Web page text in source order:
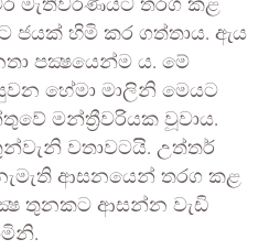
මැතිවරණයට තරග කළ
ජයක් හිමි කර ගත්තාය. ඇය
පක්‍ෂයෙන්ම ය. මේ
හේමා මාලිනි මෙයට
මන්ත්‍රීවරියක වූවාය.
වතාවටයි. උත්තර්
නැමැති ආසනයෙන් තරග කළ
තුනකට ආසන්න වැඩි